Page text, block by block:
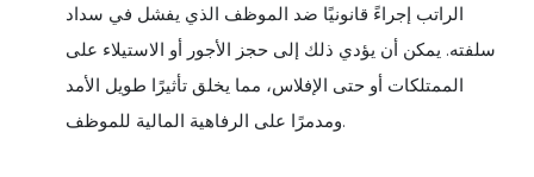
الراتب إجراءً قانونيًا ضد الموظف الذي يفشل في سداد
سلفته. يمكن أن يؤدي ذلك إلى حجز الأجور أو الاستيلاء على
الممتلكات أو حتى الإفلاس، مما يخلق تأثيرًا طويل الأمد
ومدمرًا على الرفاهية المالية للموظف.